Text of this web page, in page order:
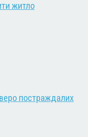
житло
постраждалих